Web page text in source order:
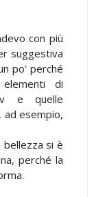
con più
suggestiva
po' perché
di
e quelle
ad esempio,
si è
perché la